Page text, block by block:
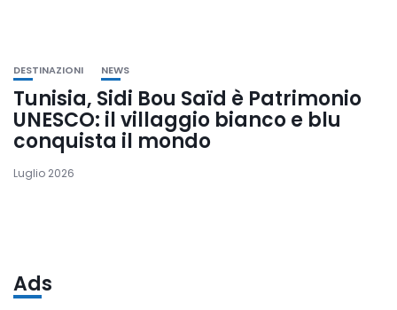
DESTINAZIONI NEWS
Tunisia, Sidi Bou Saïd è Patrimonio
UNESCO: il villaggio bianco e blu
conquista il mondo
Luglio 2026
Ads